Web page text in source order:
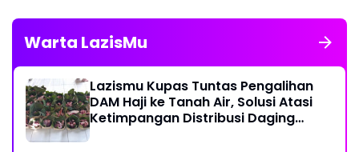
Warta LazisMu
Lazismu Kupas Tuntas Pengalihan
DAM Haji ke Tanah Air, Solusi Atasi
Ketimpangan Distribusi Daging